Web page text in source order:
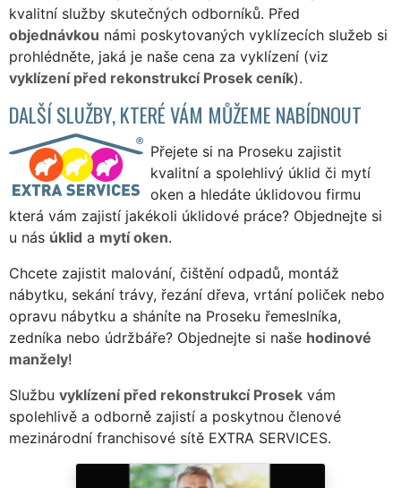
kvalitní služby skutečných odborníků. Před
objednávkou námi poskytovaných vyklízecích služeb si
prohlédněte, jaká je naše cena za vyklízení (viz
vyklízení před rekonstrukcí Prosek ceník).
DALŠÍ SLUŽBY, KTERÉ VÁM MŮŽEME NABÍDNOUT
Přejete si na Proseku zajistit
kvalitní a spolehlivý úklid či mytí
oken a hledáte úklidovou firmu
která vám zajistí jakékoli úklidové práce? Objednejte si
u nás úklid a mytí oken.
Chcete zajistit malování, čištění odpadů, montáž
nábytku, sekání trávy, řezání dřeva, vrtání poliček nebo
opravu nábytku a sháníte na Proseku řemeslníka,
zedníka nebo údržbáře? Objednejte si naše hodinové
manžely!
Službu vyklízení před rekonstrukcí Prosek vám
spolehlivě a odborně zajistí a poskytnou členové
mezinárodní franchisové sítě EXTRA SERVICES.